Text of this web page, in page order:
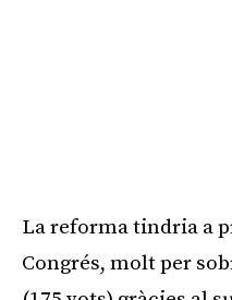
La reforma tindria a
Congrés, molt per